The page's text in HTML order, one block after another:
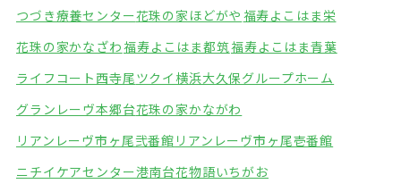
つづき療養センター花珠の家ほどがや 福寿よこはま栄
花珠の家かなざわ福寿よこはま都筑福寿よこはま青葉
ライフコート西寺尾ツクイ横浜大久保グループホーム
グランレーヴ本郷台花珠の家かながわ
リアンレーヴ市ヶ尾弐番館 リアンレーヴ市ヶ尾壱番館
ニチイケアセンター港南台花物語いちがお